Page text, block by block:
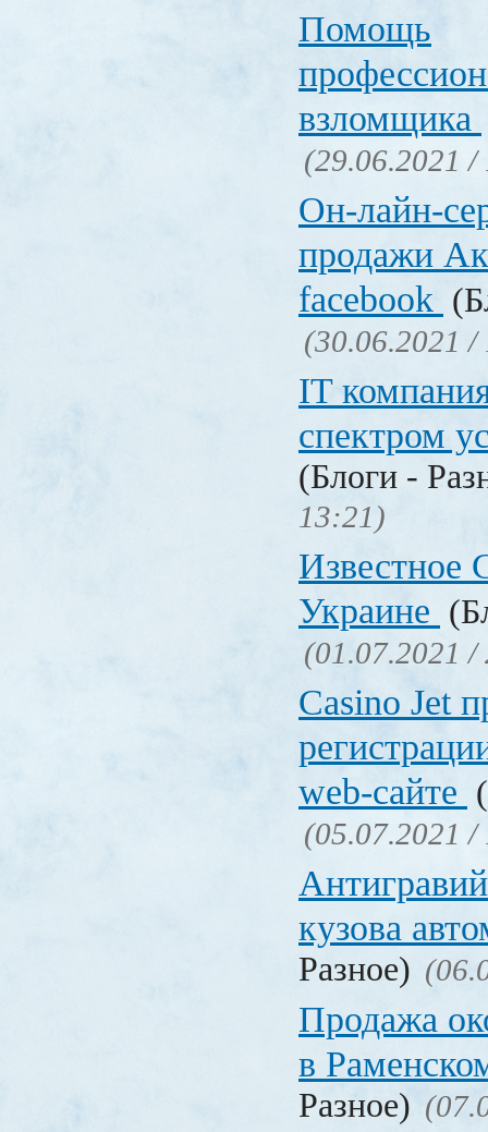
Помощь
взломщика
(29.06.2021 /
Он-лайн-
продажи
facebook
(30.06.2021 /
IT
спектром
(Блоги -
13:21)
Известное
Украине
(01.07.2021 /
Сasino Jet
web-сайте
(05.07.2021 /
кузова
Разное)
Продажа
в
Разное)